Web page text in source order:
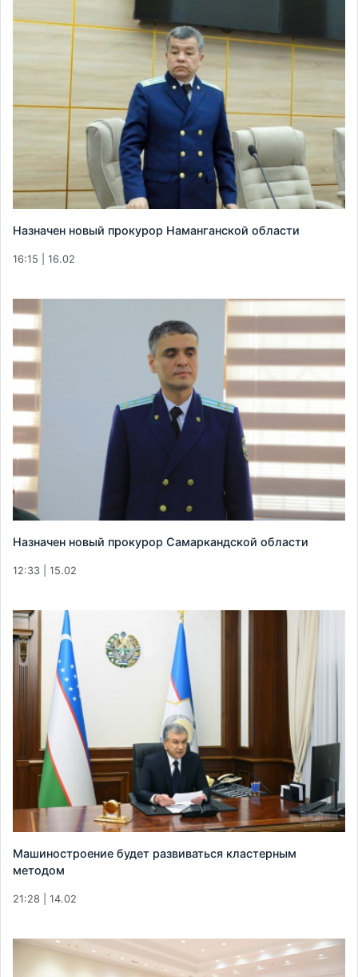
Назначен новый прокурор Наманганской области
16:15 | 16.02
Назначен новый прокурор Самаркандской области
12:33 | 15.02
Машиностроение будет развиваться кластерным
методом
21:28 | 14.02